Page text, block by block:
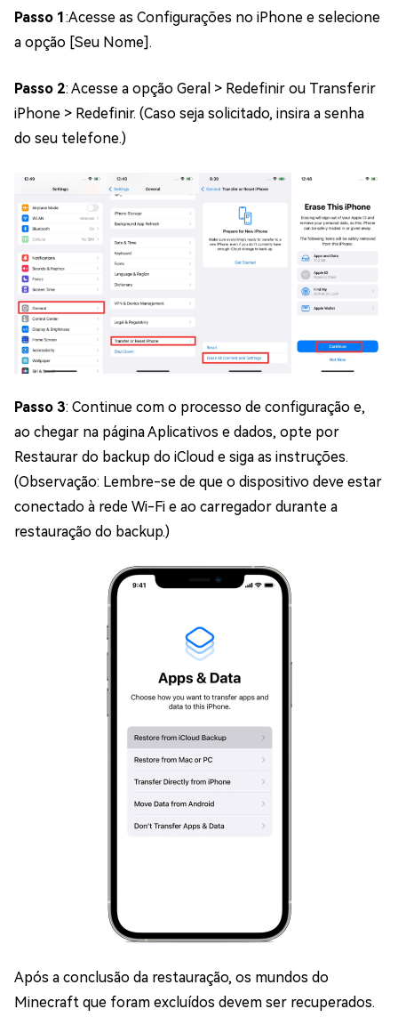
Passo 1 :Acesse as Configurações no iPhone e selecione
a opção [Seu Nome].
Passo 2: Acesse a opção Geral > Redefinir ou Transferir
iPhone > Redefinir. (Caso seja solicitado, insira a senha
do seu telefone.)
Passo 3: Continue com o processo de configuração e,
ao chegar na página Aplicativos e dados, opte por
Restaurar do backup do iCloud e siga as instruções.
(Observação: Lembre-se de que o dispositivo deve estar
conectado à rede Wi-Fi e ao carregador durante a
restauração do backup.)
Após a conclusão da restauração, os mundos do
Minecraft que foram excluídos devem ser recuperados.